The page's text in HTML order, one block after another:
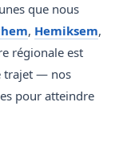
que nous
, Hemiksem,
régionale est
trajet — nos
pour atteindre